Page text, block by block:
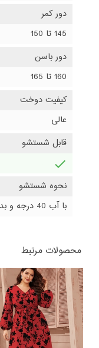
دور کمر
145 تا 150
دور باسن
160 تا 165
کیفیت دوخت
عالی
قابل شستشو
نحوه شستشو
با آب 40 درجه و بدون استفاده از مایعات سفیدکننده
محصولات مرتبط